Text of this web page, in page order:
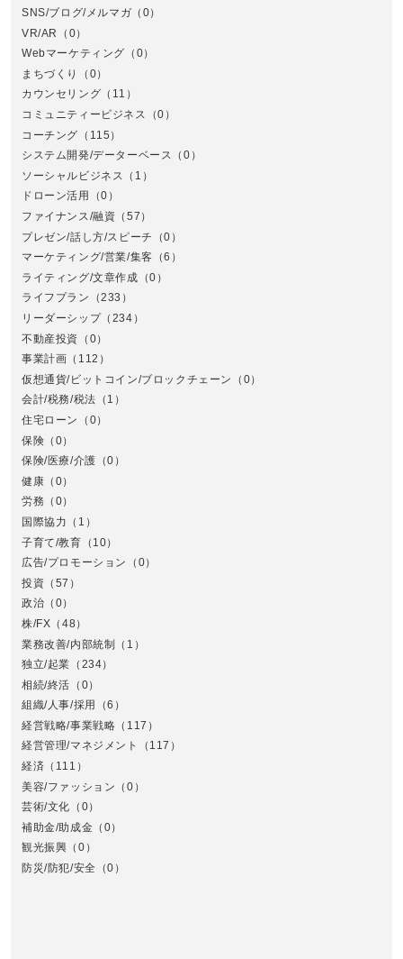
SNS/ブログ/メルマガ （0）
VR/AR
（0）
Webマーケティング （0）
まちづくり
（0）
カウンセリング （11）
コミュニティービジネス
（0）
コーチング （115）
システム開発/データーベース （0）
ソーシャルビジネス （1）
ドローン活用
（0）
ファイナンス/融資 （57）
プレゼン/話し方/スピーチ
（0）
マーケティング/営業/集客 （6）
ライティング/文章作成 （0）
ライフプラン
（233）
リーダーシップ（234）
不動産投資 （0）
事業計画 （112）
仮想通貨/ビットコイン/ブロックチェーン
（0）
会計/税務/税法 （1）
住宅ローン
（0）
保険 （0）
保険/医療/介護 （0）
健康 （0）
労務 （0）
国際協力 （1）
子育て/教育 （10）
広告/プロモーション
（0）
投資 （57）
政治 （0）
株/FX （48）
業務改善/内部統制 （1）
独立/起業 （234）
相続/終活 （0）
組織/人事/採用
（6）
経営戦略/事業戦略 （117）
経営管理/マネジメント
（117）
経済 （111）
美容/ファッション （0）
芸術/文化 （0）
補助金/助成金 （0）
観光振興 （0）
防災/防犯/安全
（0）